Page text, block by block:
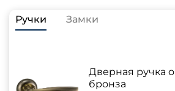
Ручки Замки
Дверная ручка
бронза